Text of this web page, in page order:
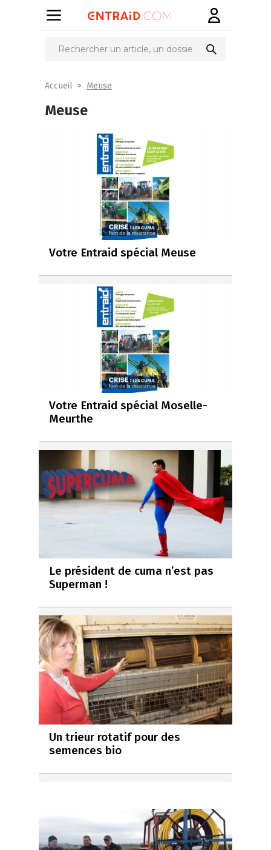
Accueil Meuse
Meuse
Votre Entraid spécial Meuse
Votre Entraid spécial Moselle-
Meurthe
Le président de cuma n’est pas
Superman !
Un trieur rotatif pour des
semences bio